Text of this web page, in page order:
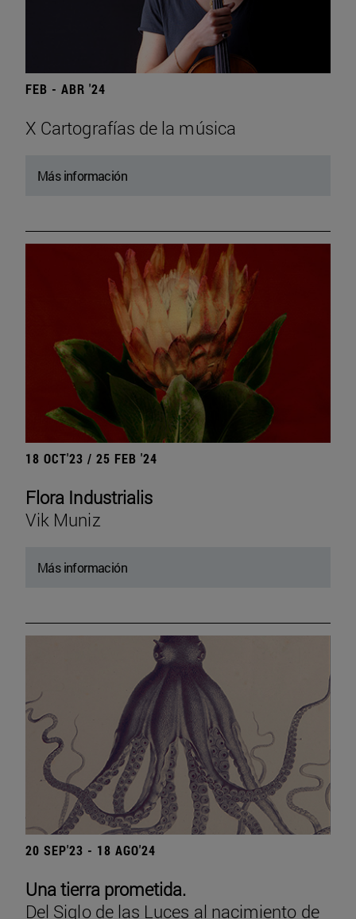
FEB - ABR '24
X Cartografías de la música
Más información
18 OCT'23 / 25 FEB '24
Flora Industrialis
Vik Muniz
Más información
20 SEP'23 - 18 AGO'24
Una tierra prometida.
Del Siglo de las Luces al nacimiento de